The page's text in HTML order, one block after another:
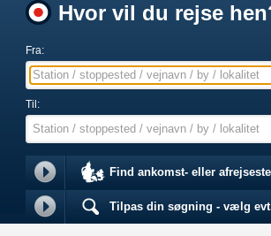
Hvor vil du rejse
Fra:
Station / stoppested / vejnavn / by / lokalitet
Til:
Station / stoppested / vejnavn / by / lokalitet
Find ankomst- eller
Tilpas din søgning - vælg